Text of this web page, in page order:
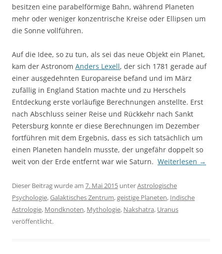
besitzen eine parabelförmige Bahn, während Planeten
mehr oder weniger konzentrische Kreise oder Ellipsen um
die Sonne vollführen.
Auf die Idee, so zu tun, als sei das neue Objekt ein Planet,
kam der Astronom Anders Lexell, der sich 1781 gerade auf
einer ausgedehnten Europareise befand und im März
zufällig in England Station machte und zu Herschels
Entdeckung erste vorläufige Berechnungen anstellte. Erst
nach Abschluss seiner Reise und Rückkehr nach Sankt
Petersburg konnte er diese Berechnungen im Dezember
fortführen mit dem Ergebnis, dass es sich tatsächlich um
einen Planeten handeln musste, der ungefähr doppelt so
weit von der Erde entfernt war wie Saturn. Weiterlesen →
Dieser Beitrag wurde am 7. Mai 2015 unterAstrologische
Psychologie,Galaktisches Zentrum,geistige Planeten, Indische
Astrologie, Mondknoten, Mythologie, Nakshatra, Uranus
veröffentlicht.